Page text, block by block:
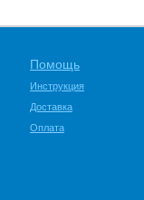
Помощь
Инструкция
Доставка
Оплата